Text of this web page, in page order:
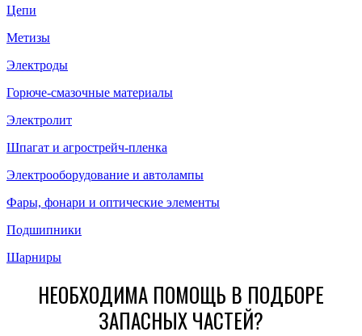
Цепи
Метизы
Электроды
Горюче-смазочные материалы
Электролит
Шпагат и агрострейч-пленка
Электрооборудование и автолампы
Фары, фонари и оптические элементы
Подшипники
Шарниры
НЕОБХОДИМА ПОМОЩЬ В ПОДБОРЕ
ЗАПАСНЫХ ЧАСТЕЙ?